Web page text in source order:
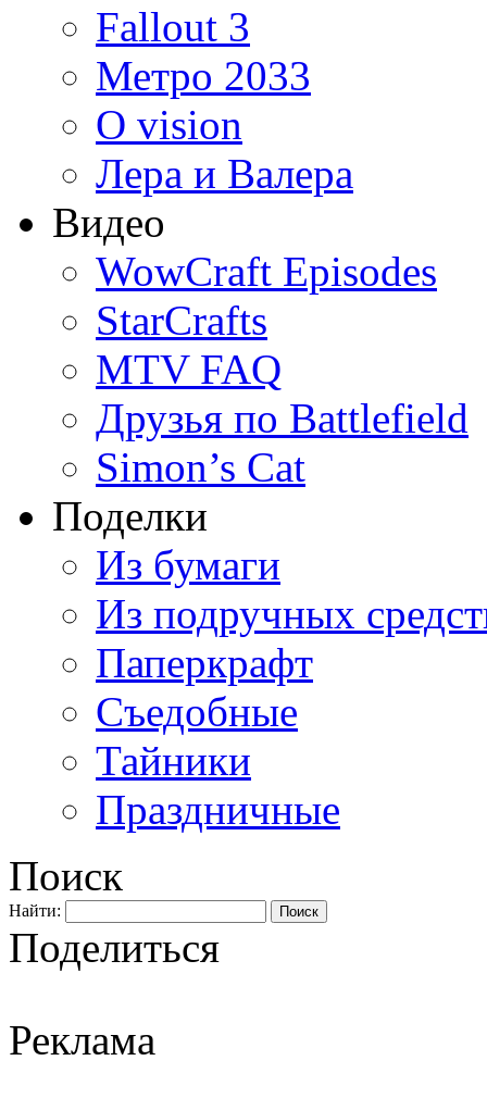
Fallout 3
Метро 2033
O vision
Лера и Валера
Видео
WowCraft Episodes
StarCrafts
MTV FAQ
Друзья по Battlefield
Simon’s Cat
Поделки
Из бумаги
Из подручных
Паперкрафт
Съедобные
Тайники
Праздничные
Поиск
Найти:
Поделиться
Реклама